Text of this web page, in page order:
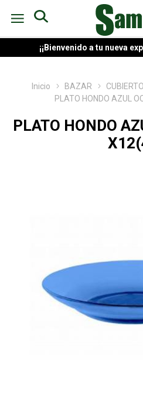
¡¡Bienvenido a tu nueva
Inicio BAZAR
PLATO HONDO AZUL
PLATO HONDO